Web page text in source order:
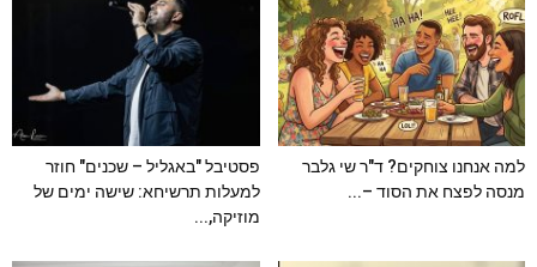
למה אנחנו צוחקים? ד"ר שי גלבר
מנסה לפצח את הסוד –...
פסטיבל "באגליל – שכנים" חוזר
למעלות תרשיחא: שישה ימים של
מוזיקה,...